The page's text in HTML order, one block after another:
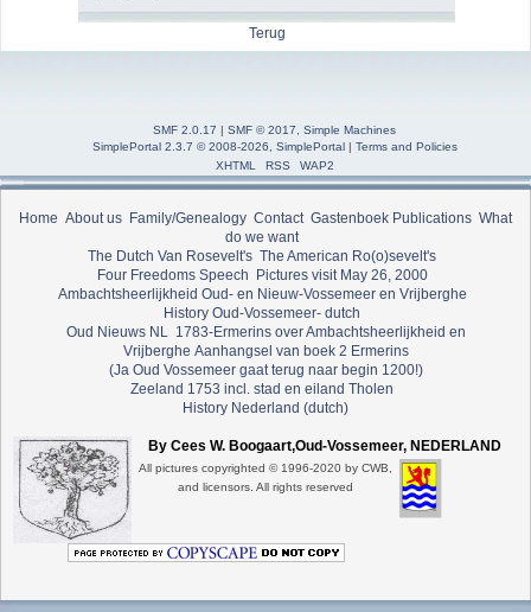
Terug
SMF 2.0.17 | SMF © 2017
Simple Machines
SimplePortal 2.3.7 © 2008-2026, SimplePortal| Terms and Policies
XHTML
RSS WAP2
Home About us Family/Genealogy Contact Gastenboek Publications What
do we want
The Dutch Van Rosevelt's The American Ro(o)sevelt's
Four Freedoms Speech Pictures visit May 26, 2000
Ambachtsheerlijkheid Oud- en Nieuw-Vossemeer en Vrijberghe
History Oud-Vossemeer- dutch
Oud Nieuws NL
1783-Ermerins over Ambachtsheerlijkheid en
Vrijberghe Aanhangsel van boek 2 Ermerins
(Ja Oud Vossemeer gaat terug naar begin 1200!)
Zeeland 1753 incl. stad en eiland Tholen
History Nederland (dutch)
By Cees W. Boogaart,Oud-Vossemeer, NEDERLAND
All pictures copyrighted © 1996-2020 by CWB,
and licensors. All rights reserved